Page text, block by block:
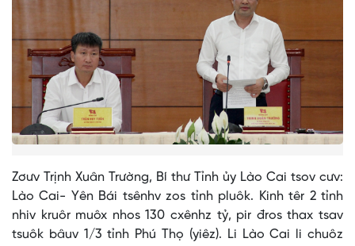
Zơưv Trịnh Xuân Trường, Bí thư Tỉnh ủy Lào Cai tsov cưv:
Lào Cai- Yên Bái tsênhv zos tỉnh pluôk. Kinh têr 2 tỉnh
nhiv kruôr muôx nhos 130 cxênhz tỷ, pir đros thax tsav
tsuôk bâuv 1/3 tỉnh Phú Thọ (yiêz). Li Lào Cai li chuôz